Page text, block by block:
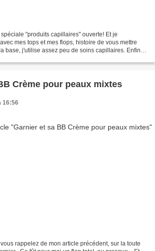
"produits capillaires" ouverte! Et je
mes tops et mes flops, histoire de vous mettre
base, j'utilise assez peu de soins capillaires. Enfin,
Crème pour peaux mixtes
16:56
rappelez de mon article précédent, sur la toute